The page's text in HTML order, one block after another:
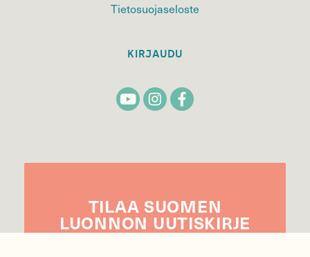
Tietosuojaseloste
KIRJAUDU
TILAA SUOMEN
LUONNON UUTIS­KIRJE